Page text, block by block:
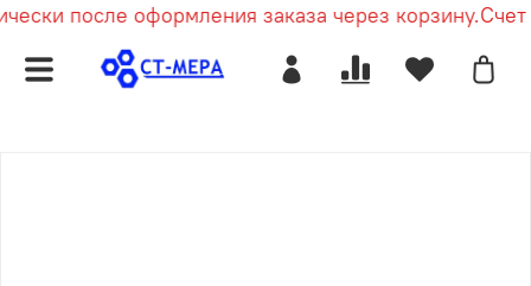
после оформления заказа через корзину.Счет